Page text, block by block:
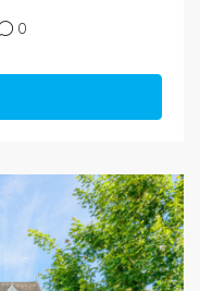
0